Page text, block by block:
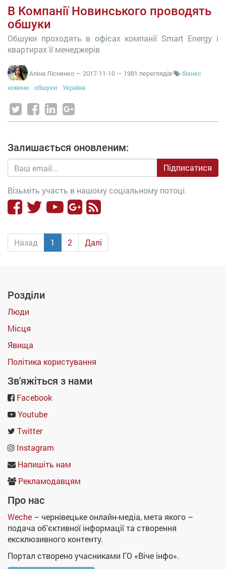
В Компанії Новинського проводять
обшуки
Обшуки проходять в офісах компанії Smart Energy і
квартирах її менеджерів
Аліна Лісненко — 2017-11-10 — 1981 переглядів
бізнес
новини
обшуки Україна
Залишається оновленим:
Підписатися
Візьміть участь в нашому соціальному потоці.
Назад 1 2 Далі
Розділи
Люди
Місця
Явища
Політика користування
Зв'яжіться з нами
Facebook
Youtube
Twitter
Instagram
Напишіть нам
Рекламодавцям
Про нас
Weche – чернівецьке онлайн-медіа, мета якого –
подача об'єктивної інформації та створення
ексклюзивного контенту.
Портал створено учасниками ГО «Віче інфо».